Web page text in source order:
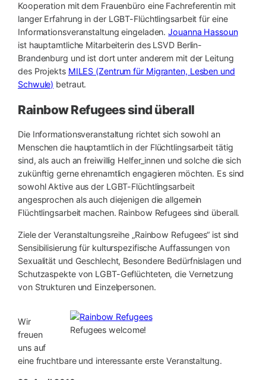
Kooperation mit dem Frauenbüro eine Fachreferentin mit
langer Erfahrung in der LGBT-Flüchtlingsarbeit für eine
Informationsveranstaltung eingeladen.Jouanna Hassoun
ist hauptamtliche Mitarbeiterin des LSVD Berlin-
Brandenburg und ist dort unter anderem mit der Leitung
des Projekts MILES (Zentrum für Migranten, Lesben und
Schwule) betraut.
Rainbow Refugees sind überall
Die Informationsveranstaltung richtet sich sowohl an
Menschen die hauptamtlich in derFlüchtlingsarbeit tätig
sind, als auch an freiwillig Helfer_innen und solche die sich
zukünftig gerne ehrenamtlich engagieren möchten. Es sind
sowohl Aktive aus der LGBT-Flüchtlingsarbeit
angesprochen als auch diejenigen die allgemein
Flüchtlingsarbeit machen. Rainbow Refugees sind überall.
Ziele der Veranstaltungsreihe „Rainbow Refugees“ ist sind
Sensibilisierung für kulturspezifische Auffassungen von
Sexualität und Geschlecht, Besondere Bedürfnislagen und
Schutzaspekte von LGBT-Geflüchteten, die Vernetzung
von Strukturen und Einzelpersonen.
Refugees welcome!
Wir
freuen
uns auf
eine fruchtbare und interessante erste Veranstaltung.